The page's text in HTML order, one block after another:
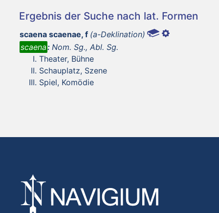
Ergebnis der Suche nach lat. Formen
scaena scaenae, f (a-Deklination)
scaena: Nom. Sg., Abl. Sg.
Theater, Bühne
Schauplatz, Szene
Spiel, Komödie